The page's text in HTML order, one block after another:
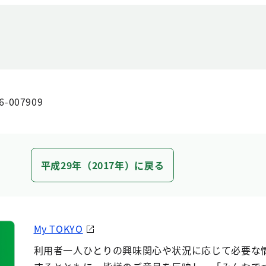
007909
平成29年（2017年）に戻る
My TOKYO
利用者一人ひとりの興味関心や状況に応じて必要な